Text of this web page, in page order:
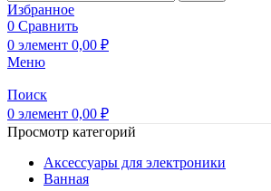
Избранное
0 Сравнить
0 элемент 0,00 ₽
Меню
Поиск
0 элемент 0,00 ₽
Просмотр категорий
Аксессуары для электроники
Ванная